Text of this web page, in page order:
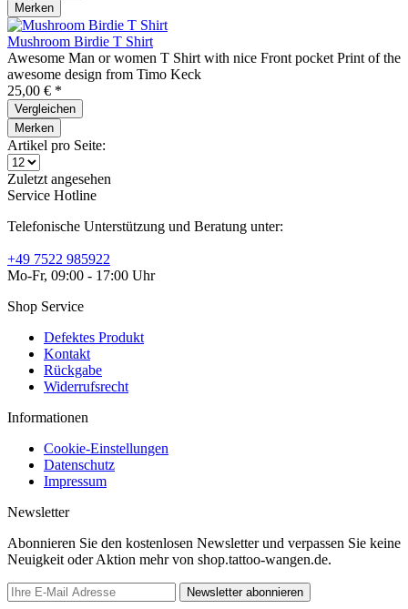
Merken
Mushroom Birdie T Shirt
Awesome Man or women T Shirt with nice Front pocket Print of the
awesome design from Timo Keck
25,00 € *
Vergleichen
Merken
Artikel pro Seite:
Zuletzt angesehen
Service Hotline
Telefonische Unterstützung und Beratung unter:
+49 7522 985922
Mo-Fr, 09:00 - 17:00 Uhr
Shop Service
Defektes Produkt
Kontakt
Rückgabe
Widerrufsrecht
Informationen
Cookie-Einstellungen
Datenschutz
Impressum
Newsletter
Abonnieren Sie den kostenlosen Newsletter und verpassen Sie keine
Neuigkeit oder Aktion mehr von shop.tattoo-wangen.de.
Newsletter abonnieren